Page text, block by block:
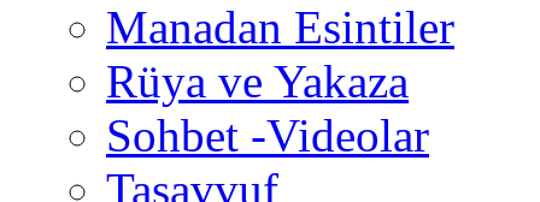
Manadan Esintiler
Rüya ve Yakaza
Sohbet -Videolar
Tasavvuf